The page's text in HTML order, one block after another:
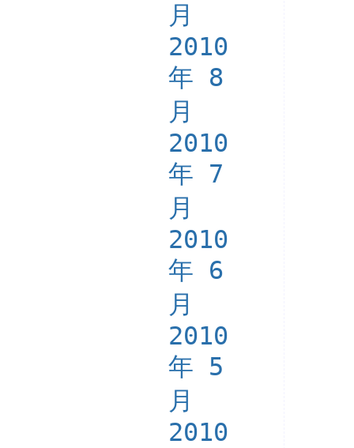
月
2010
年 8
月
2010
年 7
月
2010
年 6
月
2010
年 5
月
2010